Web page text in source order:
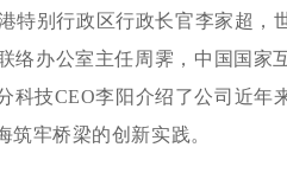
别行政区行政长官李家超，
办公室主任周霁，中国国家
技CEO李阳介绍了公司近年
牢桥梁的创新实践。